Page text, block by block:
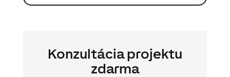
Konzultácia projektu
zdarma